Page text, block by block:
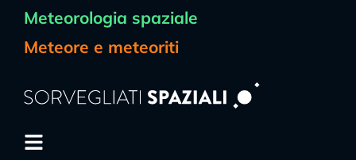
Meteorologia spaziale
Meteore e meteoriti